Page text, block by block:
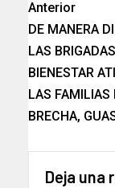
Anterior
DE MANERA
LAS
BIENESTAR
LAS FAMILIAS
BRECHA,
Deja una